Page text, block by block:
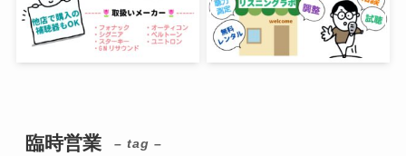
臨時営業 – tag –